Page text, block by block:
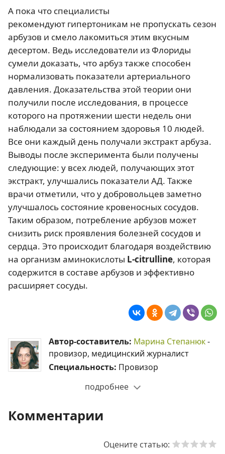
А пока что специалисты
рекомендуют гипертоникам не пропускать сезон
арбузов и смело лакомиться этим вкусным
десертом. Ведь исследователи из Флориды
сумели доказать, что арбуз также способен
нормализовать показатели артериального
давления. Доказательства этой теории они
получили после исследования, в процессе
которого на протяжении шести недель они
наблюдали за состоянием здоровья 10 людей.
Все они каждый день получали экстракт арбуза.
Выводы после эксперимента были получены
следующие: у всех людей, получающих этот
экстракт, улучшались показатели АД. Также
врачи отметили, что у добровольцев заметно
улучшалось состояние кровеносных сосудов.
Таким образом, потребление арбузов может
снизить риск проявления болезней сосудов и
сердца. Это происходит благодаря воздействию
на организм аминокислоты L-citrulline, которая
содержится в составе арбузов и эффективно
расширяет сосуды.
Автор-составитель: Марина Степанюк-
провизор, медицинский журналист
Специальность: Провизор
подробнее
Комментарии
Оцените статью: